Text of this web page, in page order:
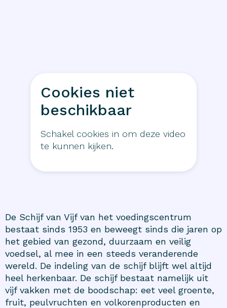
Cookies niet
beschikbaar
Schakel cookies in om deze video
te kunnen kijken.
De Schijf van Vijf van het voedingscentrum
bestaat sinds 1953 en beweegt sinds die jaren op
het gebied van gezond, duurzaam en veilig
voedsel, al mee in een steeds veranderende
wereld. De indeling van de schijf blijft wel altijd
heel herkenbaar. De schijf bestaat namelijk uit
vijf vakken met de boodschap: eet veel groente,
fruit, peulvruchten en volkorenproducten en